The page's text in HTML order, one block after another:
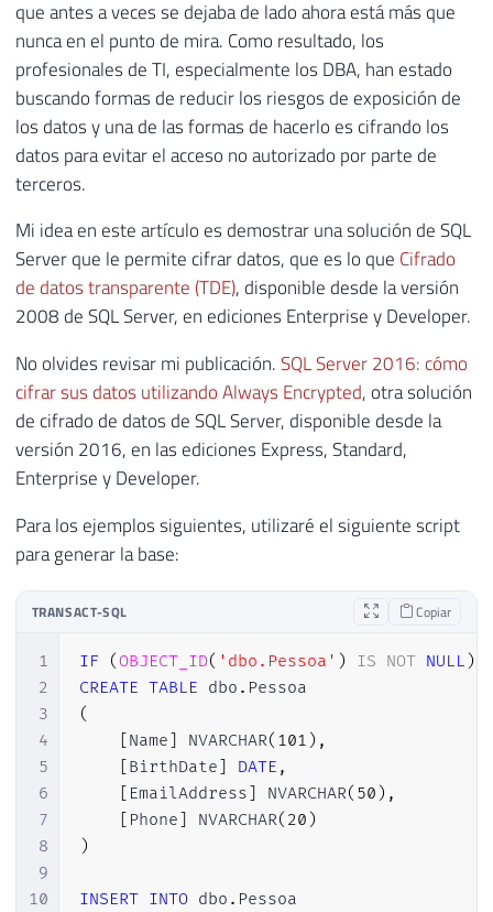
que antes a veces se dejaba de lado ahora está más que
nunca en el punto de mira. Como resultado, los
profesionales de TI, especialmente los DBA, han estado
buscando formas de reducir los riesgos de exposición de
los datos y una de las formas de hacerlo es cifrando los
datos para evitar el acceso no autorizado por parte de
terceros.
Mi idea en este artículo es demostrar una solución de SQL
Server que le permite cifrar datos, que es lo que Cifrado
de datos transparente (TDE), disponible desde la versión
2008 de SQL Server, en ediciones Enterprise y Developer.
No olvides revisar mi publicación.SQL Server 2016: cómo
cifrar sus datos utilizando Always Encrypted, otra solución
de cifrado de datos de SQL Server, disponible desde la
versión 2016, en las ediciones Express, Standard,
Enterprise y Developer.
Para los ejemplos siguientes, utilizaré el siguiente script
para generar la base:
TRANSACT-SQL Copiar
1
2
3
4
5
6
7
8
9
10
IF (OBJECT_ID( 'dbo.Pessoa' ) IS NOT NULL )
CREATE TABLE dbo .
(
Name NVARCHAR( 101 ) ,
BirthDate DATE ,
EmailAddress NVARCHAR( 50 ) ,
Phone NVARCHAR( 20 )
)
INSERT INTO dbo .